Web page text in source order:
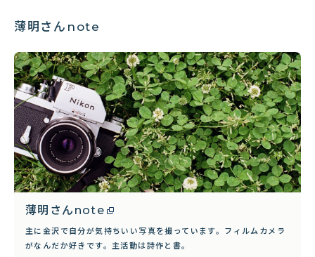
薄明さんnote
薄明さんnote
主に金沢で自分が気持ちいい写真を撮っています。フィルムカメラ
がなんだか好きです。主活動は詩作と書。